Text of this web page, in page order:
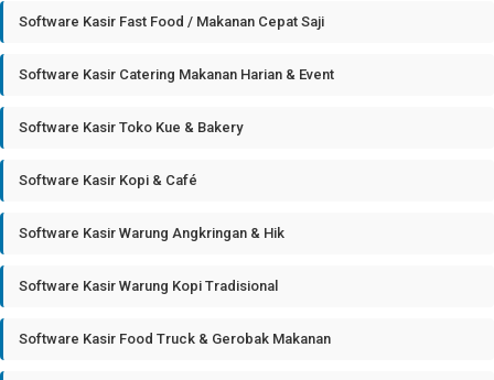
Software Kasir Fast Food / Makanan Cepat Saji
Software Kasir Catering Makanan Harian & Event
Software Kasir Toko Kue & Bakery
Software Kasir Kopi & Café
Software Kasir Warung Angkringan & Hik
Software Kasir Warung Kopi Tradisional
Software Kasir Food Truck & Gerobak Makanan